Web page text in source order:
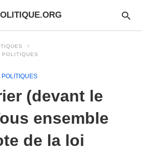
(devant le
ensemble
de la loi